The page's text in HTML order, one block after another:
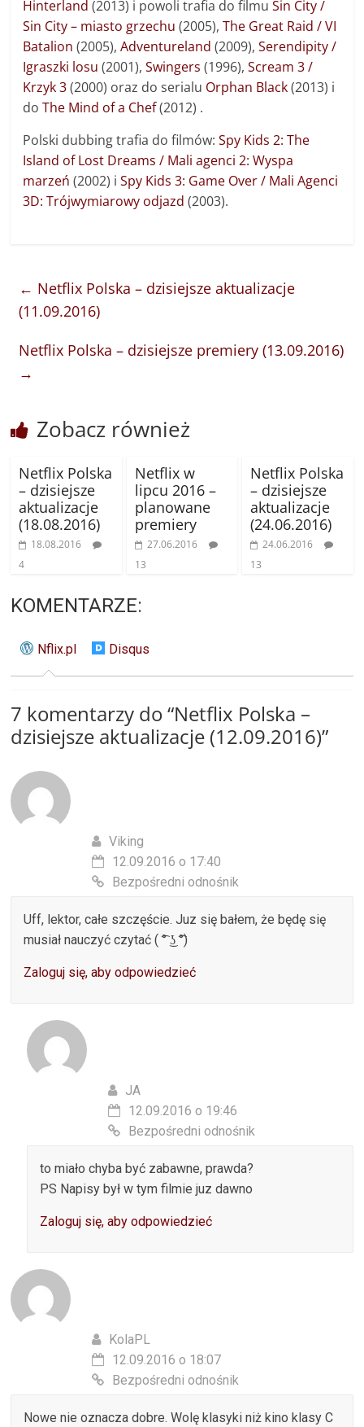
Hinterland (2013) i powoli trafia do filmuSin City /
Sin City – miasto grzechu (2005),The Great Raid / VI
Batalion (2005),Adventureland (2009),Serendipity /
Igraszki losu(2001),Swingers (1996),Scream 3 /
Krzyk 3(2000) oraz do serialu Orphan Black(2013) i
doThe Mind of a Chef(2012) .
Polski dubbing trafia do filmów:Spy Kids 2: The
Island of Lost Dreams / Mali agenci 2: Wyspa
marzeń (2002) iSpy Kids 3: Game Over / Mali Agenci
3D: Trójwymiarowy odjazd (2003).
← Netflix Polska – dzisiejsze aktualizacje
(11.09.2016)
Netflix Polska – dzisiejsze premiery (13.09.2016)
→
Zobacz również
Netflix Polska
– dzisiejsze
aktualizacje
(18.08.2016)
18.08.2016
4
Netflix w
lipcu 2016 –
planowane
premiery
27.06.2016
13
Netflix Polska
– dzisiejsze
aktualizacje
(24.06.2016)
24.06.2016
13
KOMENTARZE:
Nflix.pl Disqus
7 komentarzy do “Netflix Polska –
dzisiejsze aktualizacje (12.09.2016)”
Viking
12.09.2016 o 17:40
Bezpośredni odnośnik
Uff, lektor, całe szczęście. Juz się bałem, że będę się
musiał nauczyć czytać ( ͡° ͜ʖ ͡°)
Zaloguj się, aby odpowiedzieć
JA
12.09.2016 o 19:46
Bezpośredni odnośnik
to miało chyba być zabawne, prawda?
PS Napisy był w tym filmie juz dawno
Zaloguj się, aby odpowiedzieć
KolaPL
12.09.2016 o 18:07
Bezpośredni odnośnik
Nowe nie oznacza dobre. Wolę klasyki niż kino klasy C